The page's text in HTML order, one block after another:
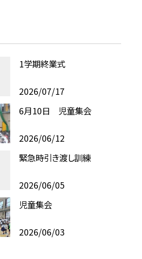
1学期終業式
2026/07/17
6月10日 児童集会
2026/06/12
緊急時引き渡し訓練
2026/06/05
児童集会
2026/06/03